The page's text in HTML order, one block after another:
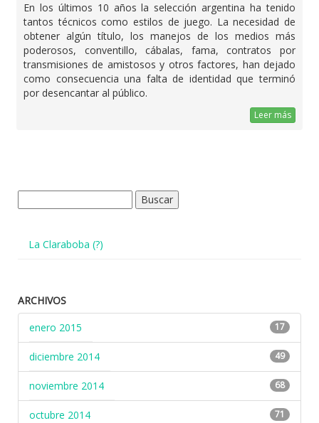
En los últimos 10 años la selección argentina ha tenido
tantos técnicos como estilos de juego. La necesidad de
obtener algún título, los manejos de los medios más
poderosos, conventillo, cábalas, fama, contratos por
transmisiones de amistosos y otros factores, han dejado
como consecuencia una falta de identidad que terminó
por desencantar al público.
Leer más
La Claraboba (?)
ARCHIVOS
enero 2015
17
diciembre 2014 49
noviembre 2014 68
octubre 2014 71